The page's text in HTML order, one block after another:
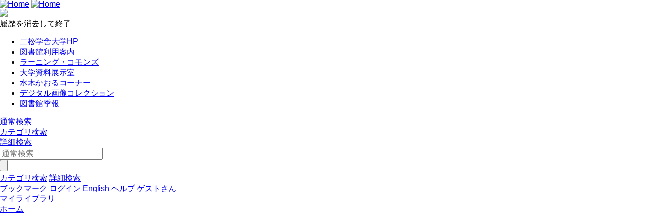
履歴を消去して終了
二松学舎大学HP
図書館利用案内
ラーニング・コモンズ
大学資料展示室
水木かおるコーナー
デジタル画像コレクション
図書館季報
通常検索
カテゴリ検索
詳細検索
カテゴリ検索 詳細検索
ブックマーク ログイン English ヘルプ ゲストさん
マイライブラリ
ホーム